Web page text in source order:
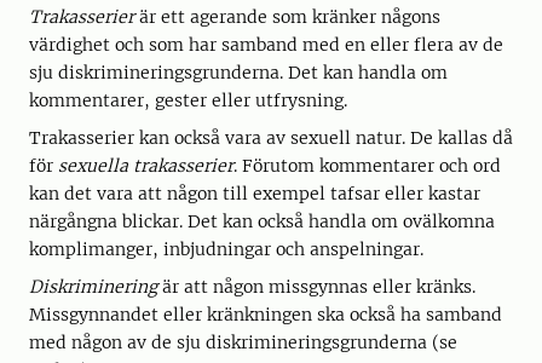
Trakasserierär ett agerande som kränker någons
värdighet och som har samband med en eller flera av de
sju diskrimineringsgrunderna. Det kan handla om
kommentarer, gester eller utfrysning.
Trakasserier kan också vara av sexuell natur. De kallas då
för sexuella trakasserier. Förutom kommentarer och ord
kan det vara att någon till exempel tafsar eller kastar
närgångna blickar. Det kan också handla om ovälkomna
komplimanger, inbjudningar och anspelningar.
Diskrimineringär att någon missgynnas eller kränks.
Missgynnandet eller kränkningen ska också ha samband
med någon av de sju diskrimineringsgrunderna (se